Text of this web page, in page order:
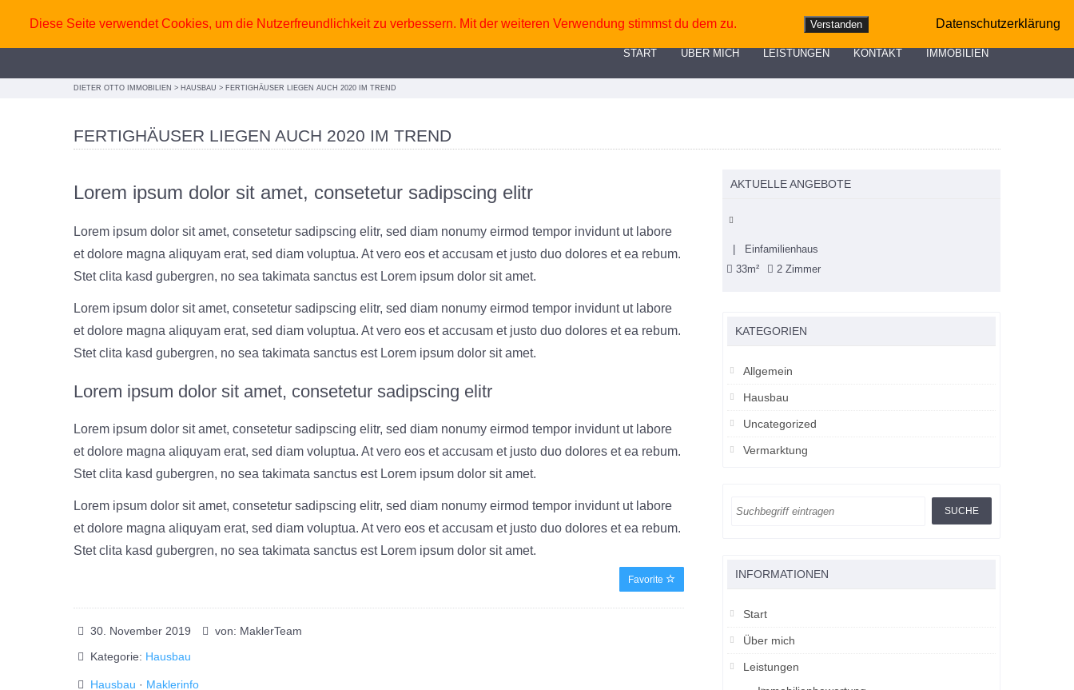
START ÜBER MICH LEISTUNGEN KONTAKT IMMOBILIEN
DIETER OTTO IMMOBILIEN > HAUSBAU > FERTIGHÄUSER LIEGEN AUCH 2020 IM TREND
FERTIGHÄUSER LIEGEN AUCH 2020 IM TREND
Lorem ipsum dolor sit amet, consetetur sadipscing elitr
Lorem ipsum dolor sit amet, consetetur sadipscing elitr, sed diam nonumy eirmod tempor invidunt ut labore
et dolore magna aliquyam erat, sed diam voluptua. At vero eos et accusam et justo duo dolores et ea rebum.
Stet clita kasd gubergren, no sea takimata sanctus est Lorem ipsum dolor sit amet.
Lorem ipsum dolor sit amet, consetetur sadipscing elitr, sed diam nonumy eirmod tempor invidunt ut labore
et dolore magna aliquyam erat, sed diam voluptua. At vero eos et accusam et justo duo dolores et ea rebum.
Stet clita kasd gubergren, no sea takimata sanctus est Lorem ipsum dolor sit amet.
Lorem ipsum dolor sit amet, consetetur sadipscing elitr
Lorem ipsum dolor sit amet, consetetur sadipscing elitr, sed diam nonumy eirmod tempor invidunt ut labore
et dolore magna aliquyam erat, sed diam voluptua. At vero eos et accusam et justo duo dolores et ea rebum.
Stet clita kasd gubergren, no sea takimata sanctus est Lorem ipsum dolor sit amet.
Lorem ipsum dolor sit amet, consetetur sadipscing elitr, sed diam nonumy eirmod tempor invidunt ut labore
et dolore magna aliquyam erat, sed diam voluptua. At vero eos et accusam et justo duo dolores et ea rebum.
Stet clita kasd gubergren, no sea takimata sanctus est Lorem ipsum dolor sit amet.
Favorite
30. November 2019
von: MaklerTeam
Kategorie: Hausbau
Hausbau · Maklerinfo
AKTUELLE ANGEBOTE
| Einfamilienhaus
33m²
2 Zimmer
KATEGORIEN
Allgemein
Hausbau
Uncategorized
Vermarktung
INFORMATIONEN
Start
Über mich
Leistungen
Diese Seite verwendet Cookies, um die Nutzerfreundlichkeit zu verbessern. Mit der weiteren Verwendung stimmst du dem zu. Verstanden Datenschutzerklärung